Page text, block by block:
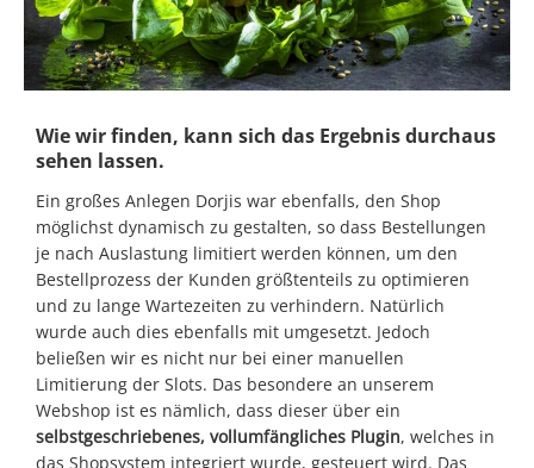
Wie wir finden, kann sich das Ergebnis durchaus
sehen lassen.
Ein großes Anlegen Dorjis war ebenfalls, den Shop
möglichst dynamisch zu gestalten, so dass Bestellungen
je nach Auslastung limitiert werden können, um den
Bestellprozess der Kunden größtenteils zu optimieren
und zu lange Wartezeiten zu verhindern. Natürlich
wurde auch dies ebenfalls mit umgesetzt. Jedoch
beließen wir es nicht nur bei einer manuellen
Limitierung der Slots. Das besondere an unserem
Webshop ist es nämlich, dass dieser über ein
selbstgeschriebenes, vollumfängliches Plugin, welches in
das Shopsystem integriert wurde, gesteuert wird. Das